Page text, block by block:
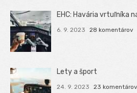
EHC: Havária vrtuľníka
6. 9. 2023 28 komentárov
Lety a šport
24. 9. 2023 23 komentárov